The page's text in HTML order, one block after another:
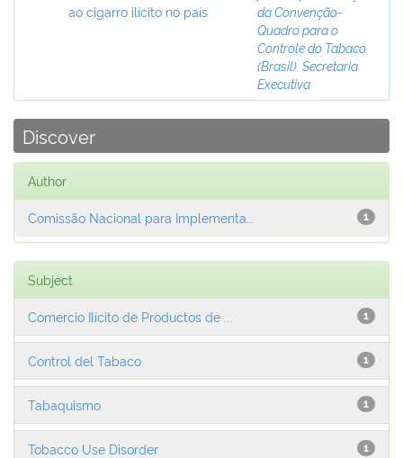
ao cigarro ilícito no país
da Convenção-
Quadro para o
Controle do Tabaco
(Brasil). Secretaria
Executiva
Discover
Author
1
Comissão Nacional para Implementa...
Subject
1
Comercio Ilícito de Productos de ...
1
Control del Tabaco
1
Tabaquismo
1
Tobacco Use Disorder